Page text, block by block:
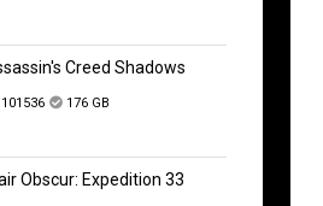
Creed Shadows
101536 176 GB
Obscur: Expedition 33